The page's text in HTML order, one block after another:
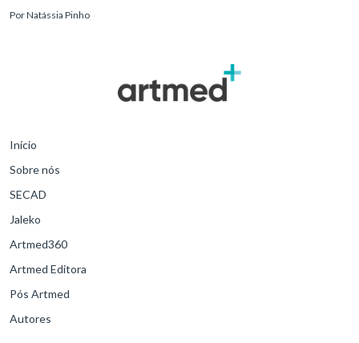
PorNatássia Pinho
Início
Sobre nós
SECAD
Jaleko
Artmed360
Artmed Editora
Pós Artmed
Autores